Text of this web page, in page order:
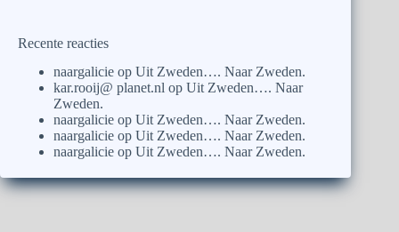
Recente reacties
naargalicie op Uit Zweden…. Naar Zweden.
kar.rooij@ planet.nl op Uit Zweden…. Naar
Zweden.
naargalicie op Uit Zweden…. Naar Zweden.
naargalicie op Uit Zweden…. Naar Zweden.
naargalicie op Uit Zweden…. Naar Zweden.